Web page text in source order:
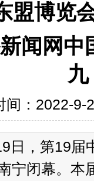
博览
闻网
九
间：2022-9-
日，第19
宁闭幕。本